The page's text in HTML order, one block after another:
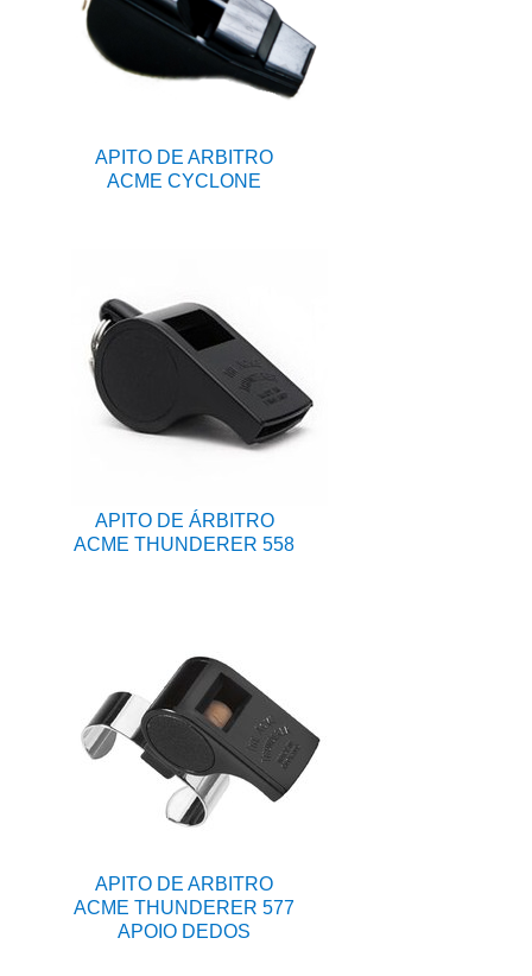
APITO DE ARBITRO
ACME CYCLONE
APITO DE ÁRBITRO
ACME THUNDERER 558
APITO DE ARBITRO
ACME THUNDERER 577
APOIO DEDOS